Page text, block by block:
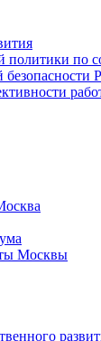
политики по
Москвы